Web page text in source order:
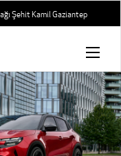
Şehit Kamil Gaziantep